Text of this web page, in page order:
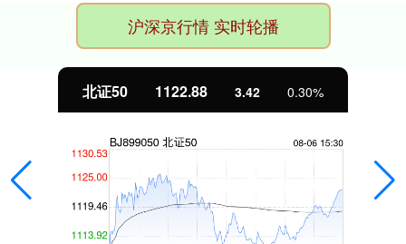
沪深京行情 实时轮播
北证50 1122.88 3.42 0.30%